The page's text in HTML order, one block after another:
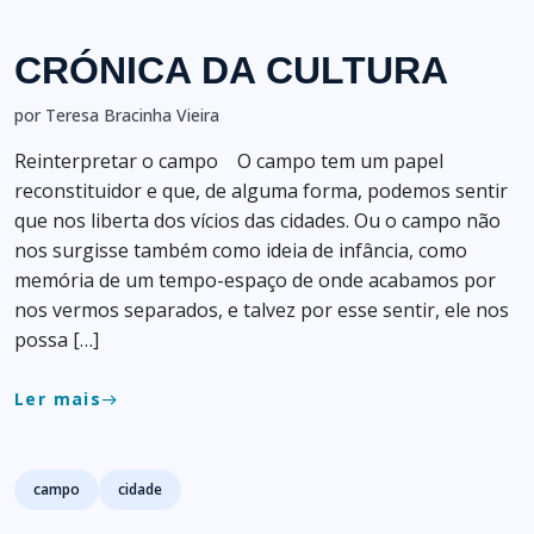
CRÓNICA DA CULTURA
por Teresa Bracinha Vieira
Reinterpretar o campo O campo tem um papel
reconstituidor e que, de alguma forma, podemos sentir
que nos liberta dos vícios das cidades. Ou o campo não
nos surgisse também como ideia de infância, como
memória de um tempo-espaço de onde acabamos por
nos vermos separados, e talvez por esse sentir, ele nos
possa […]
Ler maiseast
Tags
campo cidade